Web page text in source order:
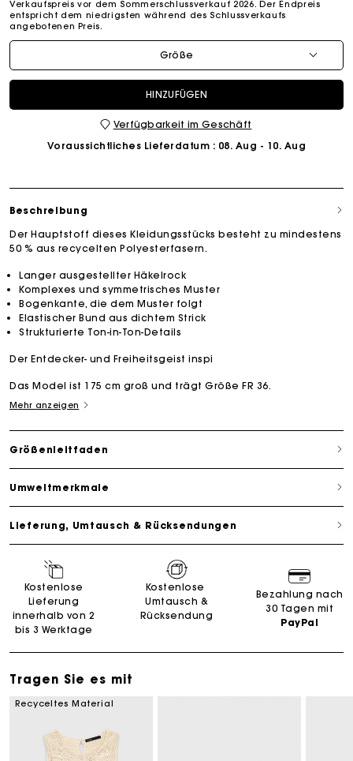
Verkaufspreis vor dem Sommerschlussverkauf 2026. Der Endpreis
entspricht dem niedrigsten während des Schlussverkaufs
angebotenen Preis.
Größe
HINZUFÜGEN
Verfügbarkeit im Geschäft
Voraussichtliches Lieferdatum : 08. Aug - 10. Aug
Beschreibung
Der Hauptstoff dieses Kleidungsstücks besteht zu mindestens
50 % aus recycelten Polyesterfasern.
Langer ausgestellter Häkelrock
Komplexes und symmetrisches Muster
Bogenkante, die dem Muster folgt
Elastischer Bund aus dichtem Strick
Strukturierte Ton-in-Ton-Details
Der Entdecker- und Freiheitsgeist inspi
Das Model ist 175 cm groß und trägt Größe FR 36.
Mehr anzeigen
Größenleitfaden
Umweltmerkmale
Lieferung, Umtausch & Rücksendungen
Kostenlose
Lieferung
innerhalb von 2
bis 3 Werktage
Kostenlose
Umtausch &
Rücksendung
Bezahlung nach
30 Tagen mit
PayPal
Tragen Sie es mit
Recyceltes Material